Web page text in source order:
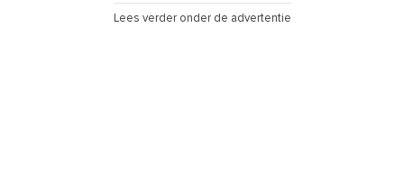
Lees verder onder de advertentie